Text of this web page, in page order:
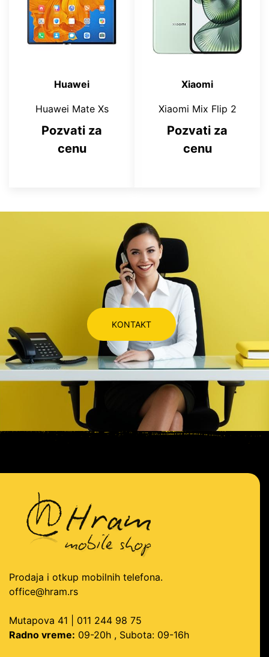
Huawei
Huawei Mate Xs
Pozvati za
cenu
Xiaomi
Xiaomi Mix Flip 2
Pozvati za
cenu
KONTAKT
Prodaja i otkup mobilnih telefona.
office@hram.rs
Mutapova 41 | 011 244 98 75
Radno vreme: 09-20h , Subota: 09-16h